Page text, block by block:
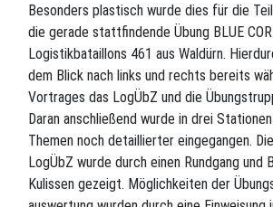
Besonders plastisch wurde dies für die
die gerade stattfindende Übung BLUE
Logistikbataillons 461 aus Waldürn.
dem Blick nach links und rechts bereits
Vortrages das LogÜbZ und die
Daran anschließend wurde in drei
Themen noch detaillierter eingegangen.
LogÜbZ wurde durch einen Rundgang und
Kulissen gezeigt. Möglichkeiten der